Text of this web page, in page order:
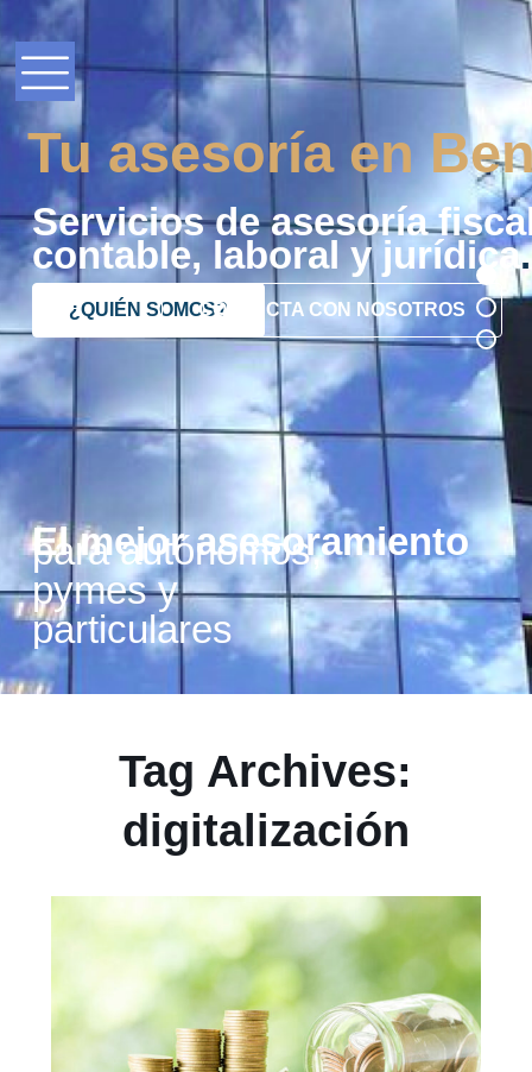
CONTACTA CON NOSOTROS
Tag Archives:
digitalización